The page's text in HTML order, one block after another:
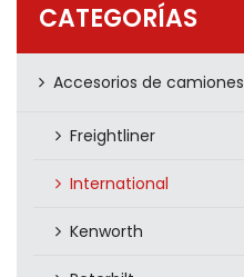
CONTÁCTENOS
CATEGORÍAS
Accesorios de camiones
Freightliner
International
Kenworth